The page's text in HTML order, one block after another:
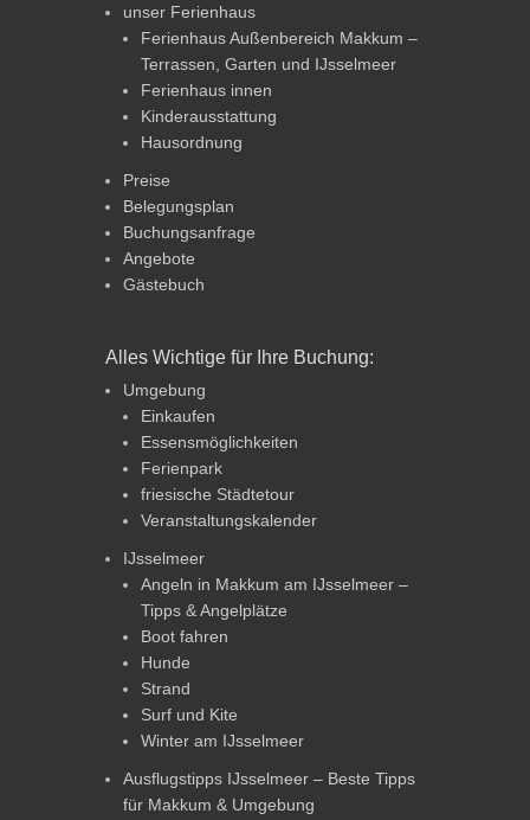
unser Ferienhaus
Ferienhaus Außenbereich Makkum –
Terrassen, Garten und IJsselmeer
Ferienhaus innen
Kinderausstattung
Hausordnung
Preise
Belegungsplan
Buchungsanfrage
Angebote
Gästebuch
Alles Wichtige für Ihre Buchung:
Umgebung
Einkaufen
Essensmöglichkeiten
Ferienpark
friesische Städtetour
Veranstaltungskalender
IJsselmeer
Angeln in Makkum am IJsselmeer –
Tipps & Angelplätze
Boot fahren
Hunde
Strand
Surf und Kite
Winter am IJsselmeer
Ausflugstipps IJsselmeer – Beste Tipps
für Makkum & Umgebung